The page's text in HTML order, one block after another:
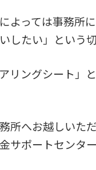
よっては事務所
したい」という
リングシート」
所へお越しいた
サポートセンタ